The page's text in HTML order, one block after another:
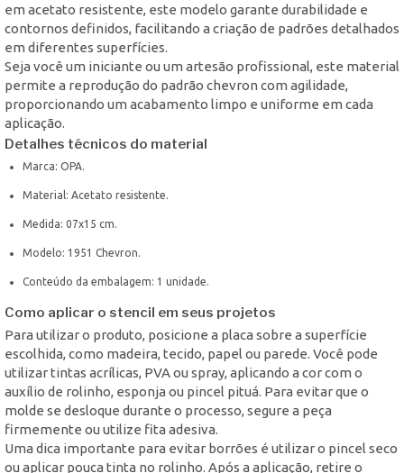
em acetato resistente, este modelo garante durabilidade e
contornos definidos, facilitando a criação de padrões detalhados
em diferentes superfícies.
Seja você um iniciante ou um artesão profissional, este material
permite a reprodução do padrão chevron com agilidade,
proporcionando um acabamento limpo e uniforme em cada
aplicação.
Detalhes técnicos do material
Marca: OPA.
Material: Acetato resistente.
Medida: 07x15 cm.
Modelo: 1951 Chevron.
Conteúdo da embalagem: 1 unidade.
Como aplicar o stencil em seus projetos
Para utilizar o produto, posicione a placa sobre a superfície
escolhida, como madeira, tecido, papel ou parede. Você pode
utilizar tintas acrílicas, PVA ou spray, aplicando a cor com o
auxílio de rolinho, esponja ou pincel pituá. Para evitar que o
molde se desloque durante o processo, segure a peça
firmemente ou utilize fita adesiva.
Uma dica importante para evitar borrões é utilizar o pincel seco
ou aplicar pouca tinta no rolinho. Após a aplicação, retire o